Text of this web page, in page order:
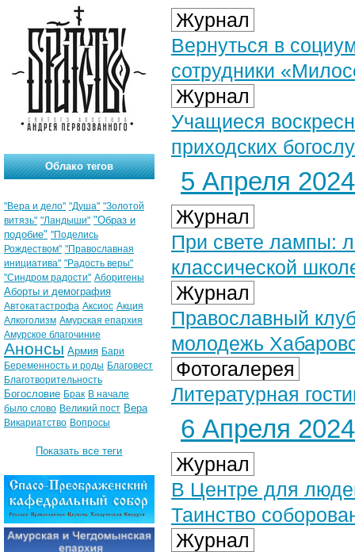
Журнал
Вернуться в
сотрудники
Журнал
Учащиеся
приходских
5 Апреля 2024
Журнал
При свете лампы:
классической
Журнал
Православный
молодежь
Фотогалерея
Литературная
6 Апреля 2024
Журнал
В Центре для
Таинство
Журнал
Облако тегов
"Вера и дело" "Душа" "Золотой
витязь" "Ландыши" "Образ и
подобие" "Поделись
Рождеством" "Православная
инициатива" "Радость веры"
"Синдром радости" Аборигены
Аборты и демография
Автокатастрофа Аксиос Акция
Алкоголизм Амурская епархия
Амурское благочиние
Анонсы Армия Бари
Беременность и роды Благовест
Благотворительность
Богословие Брак В начале
было слово Великий пост Вера
Викариатство Вопросы
Показать все теги